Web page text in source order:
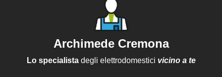
Archimede Cremona
Lo specialistadegli elettrodomestici vicino a te